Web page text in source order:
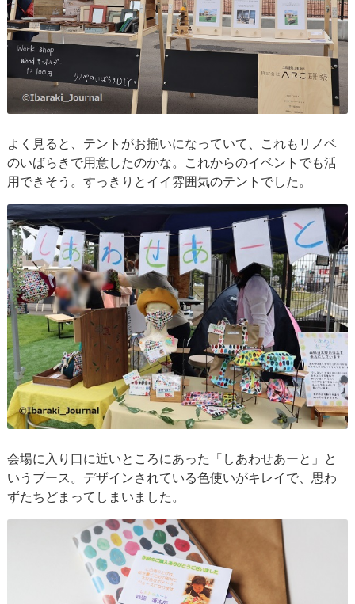
よく見ると、テントがお揃いになっていて、これもリノベ
のいばらきで用意したのかな。これからのイベントでも活
用できそう。すっきりとイイ雰囲気のテントでした。
会場に入り口に近いところにあった「しあわせあーと」と
いうブース。デザインされている色使いがキレイで、思わ
ずたちどまってしまいました。